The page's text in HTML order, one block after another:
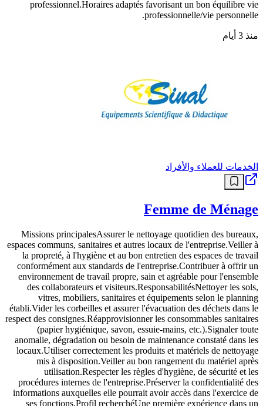
professionnel.Horaires adaptés favorisant un bon équilibre vie
professionnelle/vie personnelle.
منذ 3 أيام
الخدمات للعملاء والأفراد
Femme de Ménage
Missions principalesAssurer le nettoyage quotidien des bureaux,
espaces communs, sanitaires et autres locaux de l'entreprise.Veiller à
la propreté, à l'hygiène et au bon entretien des espaces de travail
conformément aux standards de l'entreprise.Contribuer à offrir un
environnement de travail propre, sain et agréable pour l'ensemble
des collaborateurs et visiteurs.ResponsabilitésNettoyer les sols,
vitres, mobiliers, sanitaires et équipements selon le planning
établi.Vider les corbeilles et assurer l'évacuation des déchets dans le
respect des consignes.Réapprovisionner les consommables sanitaires
(papier hygiénique, savon, essuie-mains, etc.).Signaler toute
anomalie, dégradation ou besoin de maintenance constaté dans les
locaux.Utiliser correctement les produits et matériels de nettoyage
mis à disposition.Veiller au bon rangement du matériel après
utilisation.Respecter les règles d'hygiène, de sécurité et les
procédures internes de l'entreprise.Préserver la confidentialité des
informations auxquelles elle pourrait avoir accès dans l'exercice de
ses fonctions.Profil recherchéUne première expérience dans un